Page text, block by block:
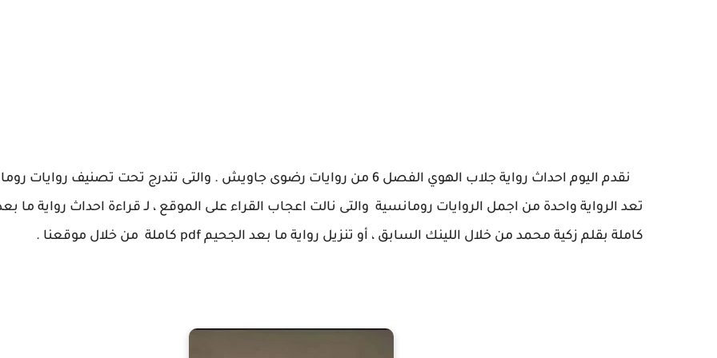
نقدم اليوم احداث رواية جلاب الهوي الفصل 6 من روايات رضوى جاويش . والتى تندرج تحت تصنيف روايات
تعد الرواية واحدة من اجمل الروايات رومانسية والتى نالت اعجاب القراء على الموقع ، لـ قراءة احداث رواية ما
كاملة بقلم زكية محمد من خلال اللينك السابق ، أو تنزيل رواية ما بعد الجحيم pdf كاملة من خلال موقعنا .